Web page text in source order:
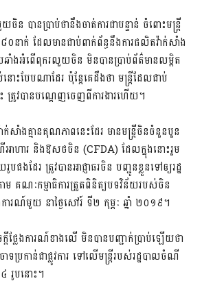
ន​ បានប្រាប់ថា​នឹងចាត់ការជាបន្ទាន់​ ចំពោះមន្រ្តី
៨០នាក់​ ដែល​មានជាប់ពាក់ព័ន្ធនឹង​ការផលិត​វ៉ាក់សាំង
ឆាំង​អំពើពុករលួយចិន មិនបានប្រាប់​ព័ត៌មានលម្អិត​
ោះ​បែបណាដែរ​ ប៉ុន្តែគេដឹងថា​ មន្ត្រី​ដែលជាប់
ត្រូវបានបណ្តេញចេញពី​ការងារហើយ​។
ាក់សាំង​គ្មានគុណភាពនេះដែរ​ មានមន្ត្រីចិន​ចំនួនបួន
ណីអាហារ​ និង​ឱសថចិន​ (CFDA) ដែលក្នុងនោះរួម
ផងដែរ​ ត្រូវបាន​អាជ្ញាធរចិន​ បញ្ជូនខ្លួនទៅឲ្យ​រដ្ឋ
ាម​ គណៈកម្មាធិការ​ត្រួតពិនិត្យបទវិន័យ​របស់ចិន​
ារណ៍មួយ នាថ្ងៃសៅរ៍ ទី២ កុម្ភៈ ឆ្នាំ ២០១៩។
តីថ្លែងការណ៍​ខាងលើ​ មិនបានបញ្ជាក់ប្រាប់​ឡើយថា​
ចោទប្រកាន់​ជាផ្លូវការ​ ទៅលើមន្ត្រី​របស់​រដ្ឋបាលចំណី
រូបនោះ​។